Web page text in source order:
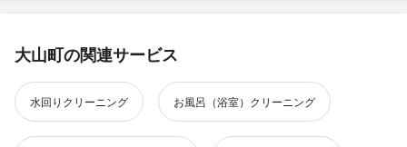
大山町の関連サービス
水回りクリーニング お風呂（浴室）クリーニング